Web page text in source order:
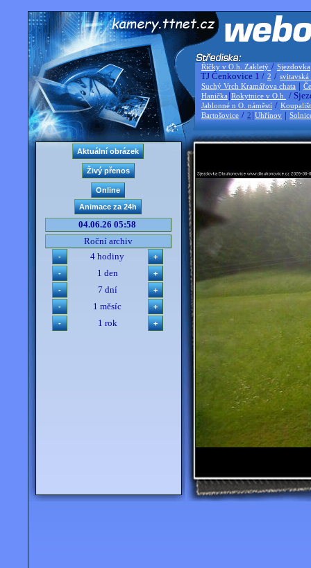
Říčky v O.h. Zakletý / Sjezdovka
TJ Čenkovice 1 / 2 / svitavská
Suchý Vrch Kramářova chata |
Hanička |Rokytnice v O.h. /
Jablonné n O. náměstí /
Bartošovice / 2 |Uhřínov |
04.06.26 05:58
Roční archiv
4 hodiny
1 den
7 dní
1 měsíc
1 rok